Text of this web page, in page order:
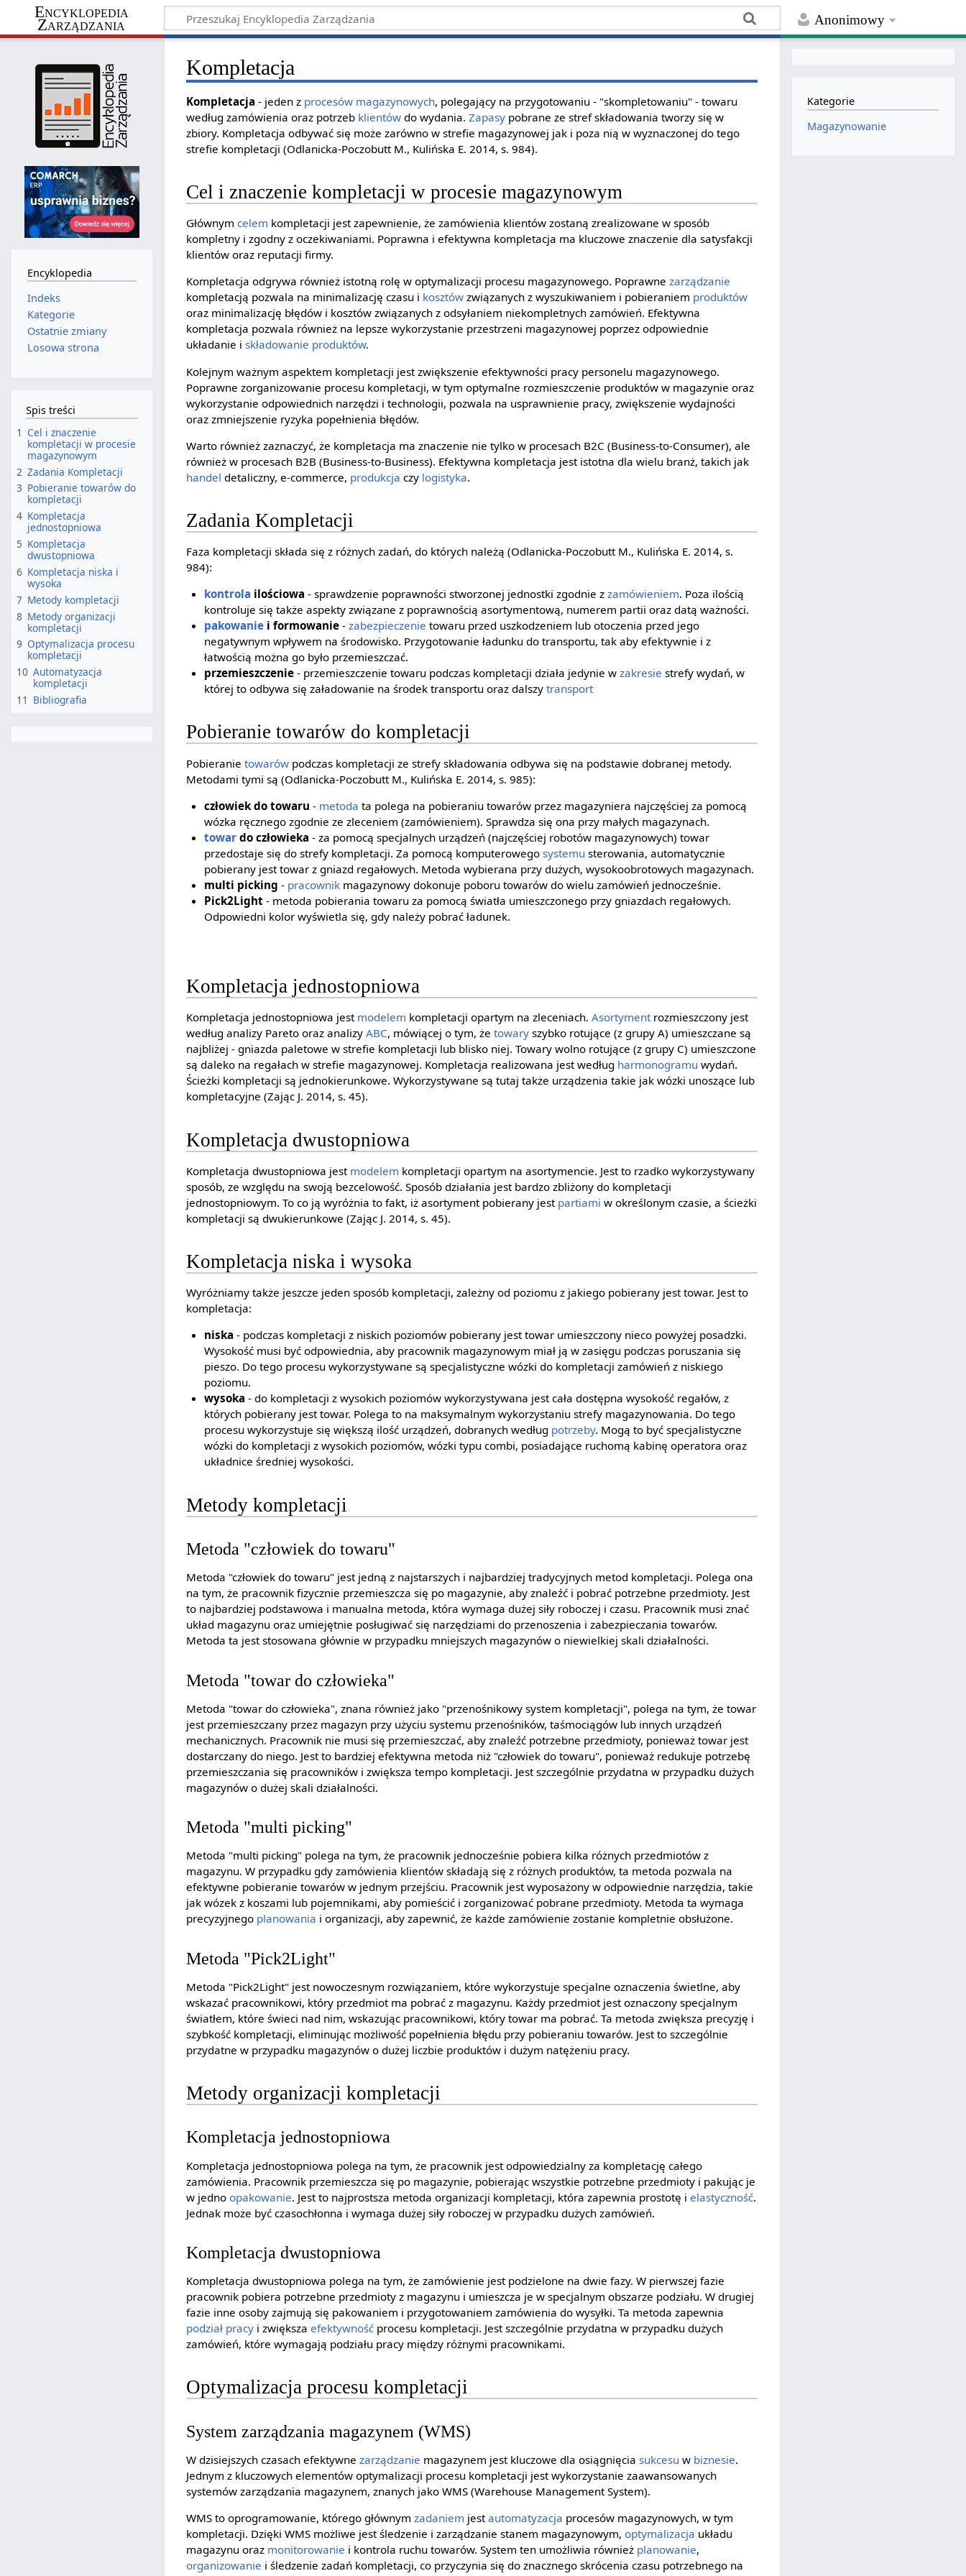
Anonimowy
Encyklopedia
Zarządzania
Kompletacja
Kompletacja - jeden z procesów magazynowych, polegający na przygotowaniu - "skompletowaniu" - towaru
według zamówienia oraz potrzeb klientów do wydania.Zapasy pobrane ze stref składowania tworzy się w
zbiory. Kompletacja odbywać się może zarówno w strefie magazynowej jak i poza nią w wyznaczonej do tego
strefie kompletacji (Odlanicka-Poczobutt M., Kulińska E. 2014, s. 984).
Cel i znaczenie kompletacji w procesie magazynowym
Głównymcelem kompletacji jest zapewnienie, że zamówienia klientów zostaną zrealizowane w sposób
kompletny i zgodny z oczekiwaniami. Poprawna i efektywna kompletacja ma kluczowe znaczenie dla satysfakcji
klientów oraz reputacji firmy.
Kompletacja odgrywa również istotną rolę w optymalizacji procesu magazynowego. Poprawnezarządzanie
kompletacją pozwala na minimalizację czasu i kosztów związanych z wyszukiwaniem i pobieraniem produktów
oraz minimalizację błędów i kosztów związanych z odsyłaniem niekompletnych zamówień. Efektywna
kompletacja pozwala również na lepsze wykorzystanie przestrzeni magazynowej poprzez odpowiednie
układanie iskładowanie produktów.
Kolejnym ważnym aspektem kompletacji jest zwiększenie efektywności pracy personelu magazynowego.
Poprawne zorganizowanie procesu kompletacji, w tym optymalne rozmieszczenie produktów w magazynie oraz
wykorzystanie odpowiednich narzędzi i technologii, pozwala na usprawnienie pracy, zwiększenie wydajności
oraz zmniejszenie ryzyka popełnienia błędów.
Warto również zaznaczyć, że kompletacja ma znaczenie nie tylko w procesach B2C (Business-to-Consumer), ale
również w procesach B2B (Business-to-Business). Efektywna kompletacja jest istotna dla wielu branż, takich jak
handel detaliczny, e-commerce, produkcja czy logistyka.
Zadania Kompletacji
Faza kompletacji składa się z różnych zadań, do których należą (Odlanicka-Poczobutt M., Kulińska E. 2014, s.
984):
kontrola ilościowa - sprawdzenie poprawności stworzonej jednostki zgodnie z zamówieniem. Poza ilością
kontroluje się także aspekty związane z poprawnością asortymentową, numerem partii oraz datą ważności.
pakowaniei formowanie- zabezpieczenie towaru przed uszkodzeniem lub otoczenia przed jego
negatywnym wpływem na środowisko. Przygotowanie ładunku do transportu, tak aby efektywnie i z
łatwością można go było przemieszczać.
przemieszczenie- przemieszczenie towaru podczas kompletacji działa jedynie w zakresie strefy wydań, w
której to odbywa się załadowanie na środek transportu oraz dalszy transport
Pobieranie towarów do kompletacji
Pobieranietowarów podczas kompletacji ze strefy składowania odbywa się na podstawie dobranej metody.
Metodami tymi są (Odlanicka-Poczobutt M., Kulińska E. 2014, s. 985):
człowiek do towaru - metoda ta polega na pobieraniu towarów przez magazyniera najczęściej za pomocą
wózka ręcznego zgodnie ze zleceniem (zamówieniem). Sprawdza się ona przy małych magazynach.
towardo człowieka - za pomocą specjalnych urządzeń (najczęściej robotów magazynowych) towar
przedostaje się do strefy kompletacji. Za pomocą komputerowego systemu sterowania, automatycznie
pobierany jest towar z gniazd regałowych. Metoda wybierana przy dużych, wysokoobrotowych magazynach.
multi picking - pracownikmagazynowy dokonuje poboru towarów do wielu zamówień jednocześnie.
Pick2Light- metoda pobierania towaru za pomocą światła umieszczonego przy gniazdach regałowych.
Odpowiedni kolor wyświetla się, gdy należy pobrać ładunek.
Kompletacja jednostopniowa
Kompletacja jednostopniowa jest modelem kompletacji opartym na zleceniach.Asortymentrozmieszczony jest
według analizy Pareto oraz analizyABC, mówiącej o tym, żetowary szybko rotujące (z grupy A) umieszczane są
najbliżej - gniazda paletowe w strefie kompletacji lub blisko niej. Towary wolno rotujące (z grupy C) umieszczone
są daleko na regałach w strefie magazynowej. Kompletacja realizowana jest według harmonogramu wydań.
Ścieżki kompletacji są jednokierunkowe. Wykorzystywane są tutaj także urządzenia takie jak wózki unoszące lub
kompletacyjne (Zając J. 2014, s. 45).
Kompletacja dwustopniowa
Kompletacja dwustopniowa jest modelem kompletacji opartym na asortymencie. Jest to rzadko wykorzystywany
sposób, ze względu na swoją bezcelowość. Sposób działania jest bardzo zbliżony do kompletacji
jednostopniowym. To co ją wyróżnia to fakt, iż asortyment pobierany jest partiami w określonym czasie, a ścieżki
kompletacji są dwukierunkowe (Zając J. 2014, s. 45).
Kompletacja niska i wysoka
Wyróżniamy także jeszcze jeden sposób kompletacji, zależny od poziomu z jakiego pobierany jest towar. Jest to
kompletacja:
niska - podczas kompletacji z niskich poziomów pobierany jest towar umieszczony nieco powyżej posadzki.
Wysokość musi być odpowiednia, aby pracownik magazynowym miał ją w zasięgu podczas poruszania się
pieszo. Do tego procesu wykorzystywane są specjalistyczne wózki do kompletacji zamówień z niskiego
poziomu.
wysoka - do kompletacji z wysokich poziomów wykorzystywana jest cała dostępna wysokość regałów, z
których pobierany jest towar. Polega to na maksymalnym wykorzystaniu strefy magazynowania. Do tego
procesu wykorzystuje się większą ilość urządzeń, dobranych według potrzeby. Mogą to być specjalistyczne
wózki do kompletacji z wysokich poziomów, wózki typu combi, posiadające ruchomą kabinę operatora oraz
układnice średniej wysokości.
Metody kompletacji
Metoda "człowiek do towaru"
Metoda "człowiek do towaru" jest jedną z najstarszych i najbardziej tradycyjnych metod kompletacji. Polega ona
na tym, że pracownik fizycznie przemieszcza się po magazynie, aby znaleźć i pobrać potrzebne przedmioty. Jest
to najbardziej podstawowa i manualna metoda, która wymaga dużej siły roboczej i czasu. Pracownik musi znać
układ magazynu oraz umiejętnie posługiwać się narzędziami do przenoszenia i zabezpieczania towarów.
Metoda ta jest stosowana głównie w przypadku mniejszych magazynów o niewielkiej skali działalności.
Metoda "towar do człowieka"
Metoda "towar do człowieka", znana również jako "przenośnikowy system kompletacji", polega na tym, że towar
jest przemieszczany przez magazyn przy użyciu systemu przenośników, taśmociągów lub innych urządzeń
mechanicznych. Pracownik nie musi się przemieszczać, aby znaleźć potrzebne przedmioty, ponieważ towar jest
dostarczany do niego. Jest to bardziej efektywna metoda niż "człowiek do towaru", ponieważ redukuje potrzebę
przemieszczania się pracowników i zwiększa tempo kompletacji. Jest szczególnie przydatna w przypadku dużych
magazynów o dużej skali działalności.
Metoda "multi picking"
Metoda "multi picking" polega na tym, że pracownik jednocześnie pobiera kilka różnych przedmiotów z
magazynu. W przypadku gdy zamówienia klientów składają się z różnych produktów, ta metoda pozwala na
efektywne pobieranie towarów w jednym przejściu. Pracownik jest wyposażony w odpowiednie narzędzia, takie
jak wózek z koszami lub pojemnikami, aby pomieścić i zorganizować pobrane przedmioty. Metoda ta wymaga
precyzyjnego planowania i organizacji, aby zapewnić, że każde zamówienie zostanie kompletnie obsłużone.
Metoda "Pick2Light"
Metoda "Pick2Light" jest nowoczesnym rozwiązaniem, które wykorzystuje specjalne oznaczenia świetlne, aby
wskazać pracownikowi, który przedmiot ma pobrać z magazynu. Każdy przedmiot jest oznaczony specjalnym
światłem, które świeci nad nim, wskazując pracownikowi, który towar ma pobrać. Ta metoda zwiększa precyzję i
szybkość kompletacji, eliminując możliwość popełnienia błędu przy pobieraniu towarów. Jest to szczególnie
przydatne w przypadku magazynów o dużej liczbie produktów i dużym natężeniu pracy.
Metody organizacji kompletacji
Kompletacja jednostopniowa
Kompletacja jednostopniowa polega na tym, że pracownik jest odpowiedzialny za kompletację całego
zamówienia. Pracownik przemieszcza się po magazynie, pobierając wszystkie potrzebne przedmioty i pakując je
w jednoopakowanie. Jest to najprostsza metoda organizacji kompletacji, która zapewnia prostotę ielastyczność.
Jednak może być czasochłonna i wymaga dużej siły roboczej w przypadku dużych zamówień.
Kompletacja dwustopniowa
Kompletacja dwustopniowa polega na tym, że zamówienie jest podzielone na dwie fazy. W pierwszej fazie
pracownik pobiera potrzebne przedmioty z magazynu i umieszcza je w specjalnym obszarze podziału. W drugiej
fazie inne osoby zajmują się pakowaniem i przygotowaniem zamówienia do wysyłki. Ta metoda zapewnia
podział pracy i zwiększaefektywność procesu kompletacji. Jest szczególnie przydatna w przypadku dużych
zamówień, które wymagają podziału pracy między różnymi pracownikami.
Optymalizacja procesu kompletacji
System zarządzania magazynem (WMS)
W dzisiejszych czasach efektywnezarządzanie magazynem jest kluczowe dla osiągnięciasukcesu w biznesie.
Jednym z kluczowych elementów optymalizacji procesu kompletacji jest wykorzystanie zaawansowanych
systemów zarządzania magazynem, znanych jako WMS (Warehouse Management System).
WMS to oprogramowanie, którego głównymzadaniem jestautomatyzacja procesów magazynowych, w tym
kompletacji. Dzięki WMS możliwe jest śledzenie i zarządzanie stanem magazynowym,optymalizacja układu
magazynu oraz monitorowanie i kontrola ruchu towarów. System ten umożliwia również planowanie,
organizowanie i śledzenie zadań kompletacji, co przyczynia się do znacznego skrócenia czasu potrzebnego na
Encyklopedia
Indeks
Kategorie
Ostatnie zmiany
Losowa strona
Spis treści
1 Cel i znaczenie
kompletacji w procesie
magazynowym
2 Zadania Kompletacji
3 Pobieranie towarów do
kompletacji
4 Kompletacja
jednostopniowa
5 Kompletacja
dwustopniowa
6 Kompletacja niska i
wysoka
7 Metody kompletacji
8 Metody organizacji
kompletacji
9 Optymalizacja procesu
kompletacji
10 Automatyzacja
kompletacji
11 Bibliografia
Kategorie
Magazynowanie